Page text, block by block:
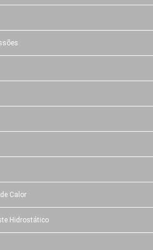
Calor
Hidrostático